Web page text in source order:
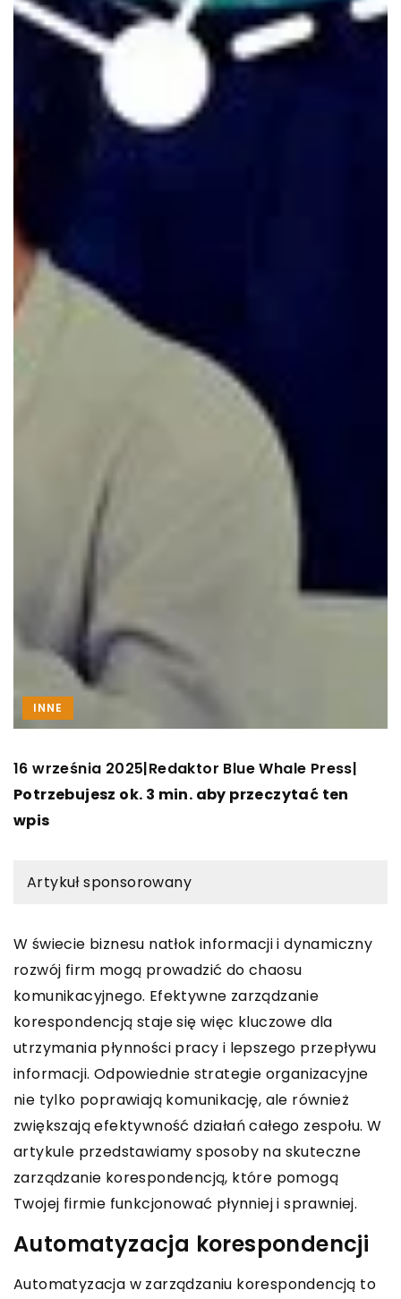
INNE
16 września 2025|Redaktor Blue Whale Press|
Potrzebujesz ok. 3 min. aby przeczytać ten
wpis
Artykuł sponsorowany
W świecie biznesu natłok informacji i dynamiczny
rozwój firm mogą prowadzić do chaosu
komunikacyjnego. Efektywne zarządzanie
korespondencją staje się więc kluczowe dla
utrzymania płynności pracy i lepszego przepływu
informacji. Odpowiednie strategie organizacyjne
nie tylko poprawiają komunikację, ale również
zwiększają efektywność działań całego zespołu. W
artykule przedstawiamy sposoby na skuteczne
zarządzanie korespondencją, które pomogą
Twojej firmie funkcjonować płynniej i sprawniej.
Automatyzacja korespondencji
Automatyzacja w zarządzaniu korespondencją to